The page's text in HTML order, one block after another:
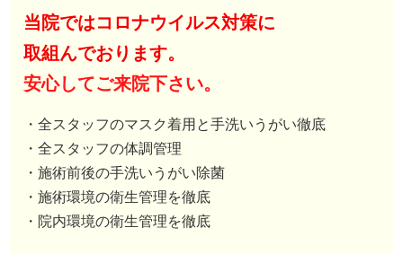
当院ではコロナウイルス対策に
取組んでおります。
安心してご来院下さい。
・全スタッフのマスク着用と手洗いうがい徹底
・全スタッフの体調管理
・施術前後の手洗いうがい除菌
・施術環境の衛生管理を徹底
・院内環境の衛生管理を徹底